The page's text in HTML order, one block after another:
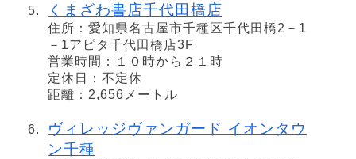
くまざわ書店千代田橋店
住所：愛知県名古屋市千種区千代田橋2－1
－1アピタ千代田橋店3F
営業時間：１０時から２１時
定休日：不定休
距離：2,656メートル
ヴィレッジヴァンガード イオンタウ
ン千種